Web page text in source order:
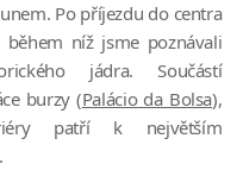
Po příjezdu do centra
během níž jsme poznávali
jádra. Součástí
burzy (Palácio da Bolsa),
patří k největším